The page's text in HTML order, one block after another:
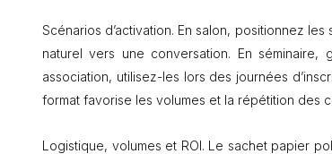
Scénarios d’activation. En salon, positionnez
naturel vers une conversation. En
association, utilisez-les lors des journées
format favorise les volumes et la répétition des
Logistique, volumes et ROI. Le sachet papier